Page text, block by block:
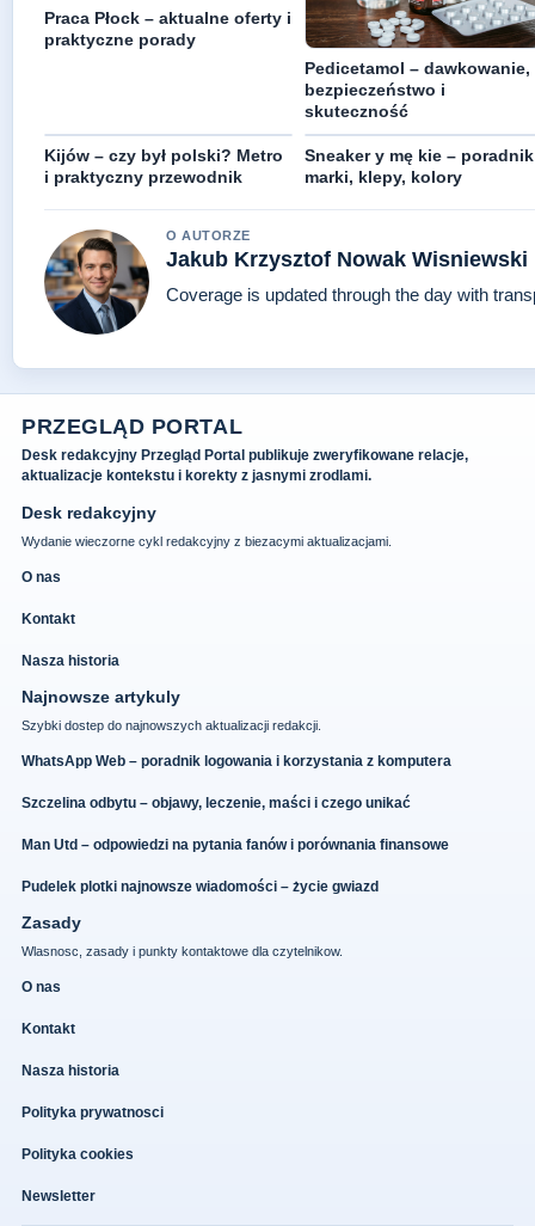
Praca Płock – aktualne oferty i
praktyczne porady
Pedicetamol – dawkowanie,
bezpieczeństwo i
skuteczność
Kijów – czy był polski? Metro
i praktyczny przewodnik
Sneaker y mę kie –
marki, klepy, kolory
O AUTORZE
Jakub Krzysztof Nowak Wisniewski
Coverage is updated through the day with
PRZEGLĄD PORTAL
Desk redakcyjny Przegląd Portal publikuje zweryfikowane relacje,
aktualizacje kontekstu i korekty z jasnymi zrodlami.
Desk redakcyjny
Wydanie wieczorne cykl redakcyjny z biezacymi aktualizacjami.
O nas
Kontakt
Nasza historia
Najnowsze artykuly
Szybki dostep do najnowszych aktualizacji redakcji.
WhatsApp Web – poradnik logowania i korzystania z komputera
Szczelina odbytu – objawy, leczenie, maści i czego unikać
Man Utd – odpowiedzi na pytania fanów i porównania finansowe
Pudelek plotki najnowsze wiadomości – życie gwiazd
Zasady
Wlasnosc, zasady i punkty kontaktowe dla czytelnikow.
O nas
Kontakt
Nasza historia
Polityka prywatnosci
Polityka cookies
Newsletter